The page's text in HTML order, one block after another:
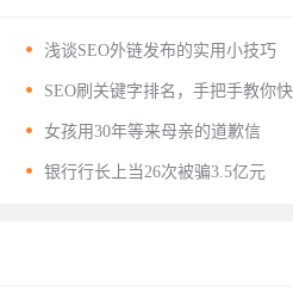
 浅谈SEO外链发布的实用小技巧
 SEO刷关键字排名，手把手教你
关键词排名
 女孩用30年等来母亲的道歉信
 银行行长上当26次被骗3.5亿元